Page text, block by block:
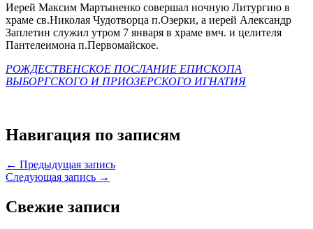
Иерей Максим Мартыненко совершал ночную Литургию в
храме св.Николая Чудотворца п.Озерки, а иерей Александр
Заплетин служил утром 7 января в храме вмч. и целителя
Пантелеимона п.Первомайское.
РОЖДЕСТВЕНСКОЕ ПОСЛАНИЕ ЕПИСКОПА
ВЫБОРГСКОГО И ПРИОЗЕРСКОГО ИГНАТИЯ
Навигация по записям
← Предыдущая запись
Следующая запись →
Свежие записи